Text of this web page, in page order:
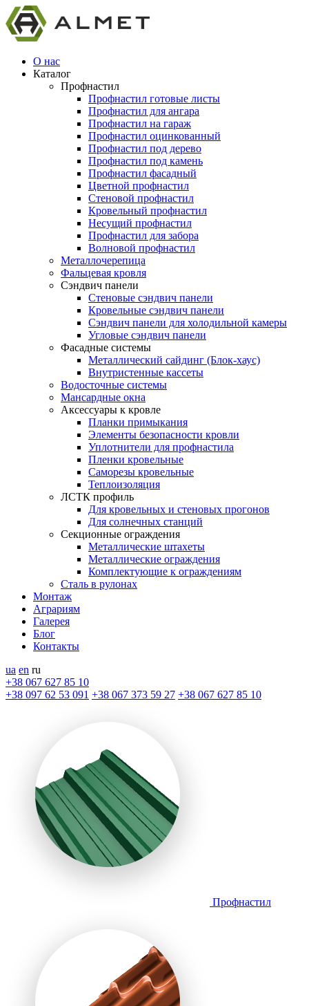
О нас
Каталог
Профнастил
Профнастил готовые листы
Профнастил для ангара
Профнастил на гараж
Профнастил оцинкованный
Профнастил под дерево
Профнастил под камень
Профнастил фасадный
Цветной профнастил
Стеновой профнастил
Кровельный профнастил
Несущий профнастил
Профнастил для забора
Волновой профнастил
Металлочерепица
Фальцевая кровля
Сэндвич панели
Стеновые сэндвич панели
Кровельные сэндвич панели
Сэндвич панели для холодильной камеры
Угловые сэндвич панели
Фасадные системы
Металлический сайдинг (Блок-хаус)
Внутристенные кассеты
Водосточные системы
Мансардные окна
Аксессуары к кровле
Планки примыкания
Элементы безопасности кровли
Уплотнители для профнастила
Пленки кровельные
Саморезы кровельные
Теплоизоляция
ЛСТК профиль
Для кровельных и стеновых прогонов
Для солнечных станций
Секционные ограждения
Металлические штахеты
Металлические ограждения
Комплектующие к ограждениям
Сталь в рулонах
Монтаж
Аграриям
Галерея
Блог
Контакты
ua en ru
+38 067 627 85 10
+38 097 62 53 091 +38 067 373 59 27 +38 067 627 85 10
Профнастил